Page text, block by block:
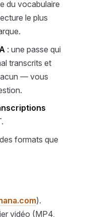
du vocabulaire
le plus
: une passe qui
transcrits et
— vous
formats que
).
vidéo (MP4,